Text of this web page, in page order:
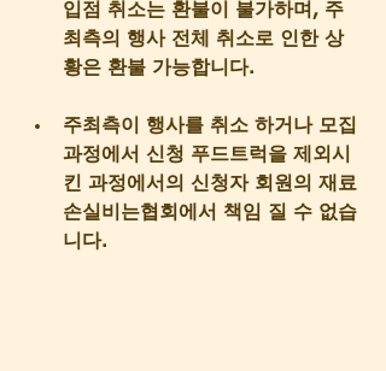
입점 취소는 환불이 불가하며, 주
최측의 행사 전체 취소로 인한 상
황은 환불 가능합니다.
주최측이 행사를 취소 하거나 모집
과정에서 신청 푸드트럭을 제외시
킨 과정에서의 신청자 회원의 재료
손실비는협회에서 책임 질 수 없습
니다.